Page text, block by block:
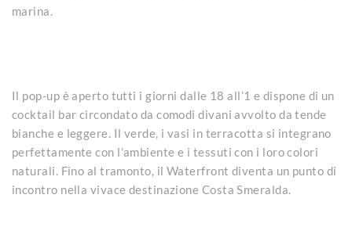
marina.
Il pop-up è aperto tutti i giorni dalle 18 all’1 e dispone di un
cocktail bar circondato da comodi divani avvolto da tende
bianche e leggere. Il verde, i vasi in terracotta si integrano
perfettamente con l’ambiente e i tessuti con i loro colori
naturali. Fino al tramonto, il Waterfront diventa un punto di
incontro nella vivace destinazione Costa Smeralda.